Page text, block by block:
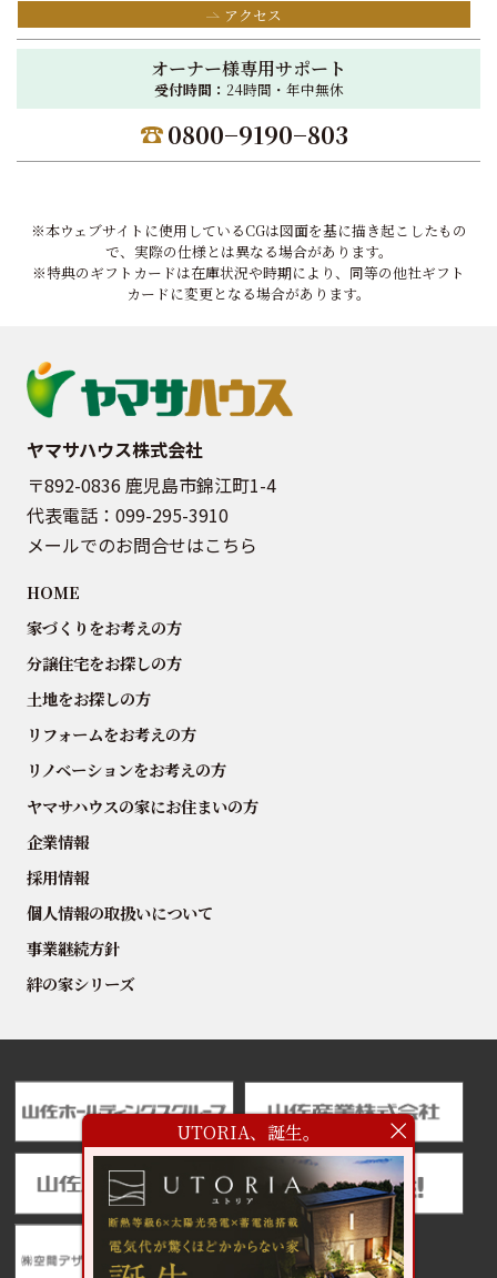
アクセス
オーナー様専用サポート
受付時間： 24時間・年中無休
0800−9190−803
※本ウェブサイトに使用しているCGは図面を基に描き起こしたもの
で、実際の仕様とは異なる場合があります。
※特典のギフトカードは在庫状況や時期により、同等の他社ギフト
カードに変更となる場合があります。
ヤマサハウス株式会社
〒892-0836 鹿児島市錦江町1-4
代表電話： 099-295-3910
メールでのお問合せはこちら
HOME
家づくりをお考えの方
分譲住宅をお探しの方
土地をお探しの方
リフォームをお考えの方
リノベーションをお考えの方
ヤマサハウスの家にお住まいの方
企業情報
採用情報
個人情報の取扱いについて
事業継続方針
絆の家シリーズ
UTORIA、誕生。